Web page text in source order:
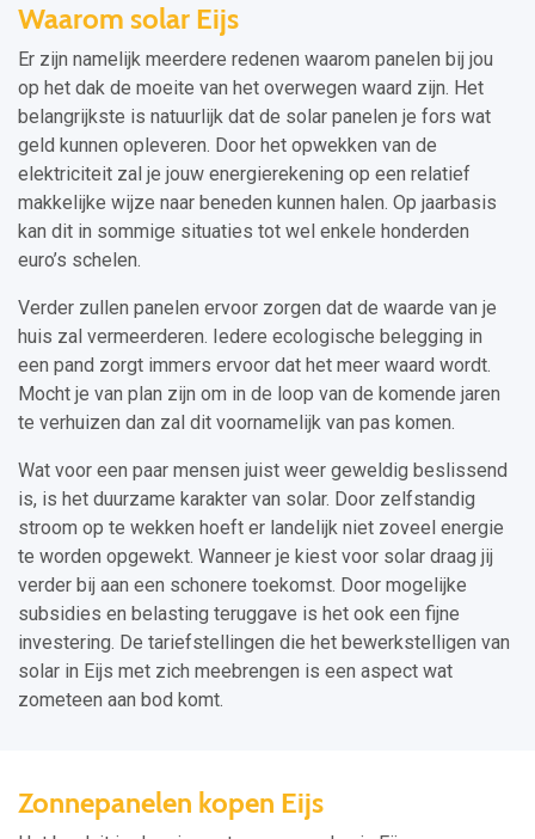
Waarom solar Eijs
Er zijn namelijk meerdere redenen waarom panelen bij jou
op het dak de moeite van het overwegen waard zijn. Het
belangrijkste is natuurlijk dat de solar panelen je fors wat
geld kunnen opleveren. Door het opwekken van de
elektriciteit zal je jouw energierekening op een relatief
makkelijke wijze naar beneden kunnen halen. Op jaarbasis
kan dit in sommige situaties tot wel enkele honderden
euro’s schelen.
Verder zullen panelen ervoor zorgen dat de waarde van je
huis zal vermeerderen. Iedere ecologische belegging in
een pand zorgt immers ervoor dat het meer waard wordt.
Mocht je van plan zijn om in de loop van de komende jaren
te verhuizen dan zal dit voornamelijk van pas komen.
Wat voor een paar mensen juist weer geweldig beslissend
is, is het duurzame karakter van solar. Door zelfstandig
stroom op te wekken hoeft er landelijk niet zoveel energie
te worden opgewekt. Wanneer je kiest voor solar draag jij
verder bij aan een schonere toekomst. Door mogelijke
subsidies en belasting teruggave is het ook een fijne
investering. De tariefstellingen die het bewerkstelligen van
solar in Eijs met zich meebrengen is een aspect wat
zometeen aan bod komt.
Zonnepanelen kopen Eijs